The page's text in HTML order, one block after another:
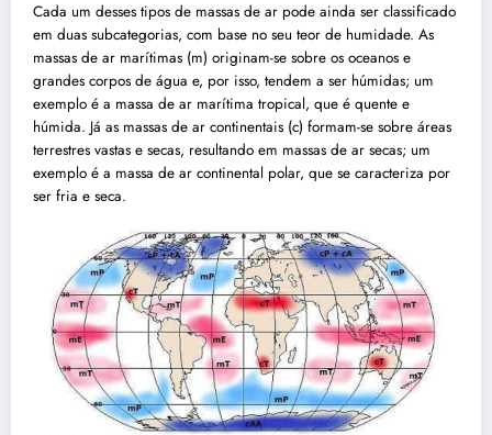
Cada um desses tipos de massas de ar pode ainda ser classificado
em duas subcategorias, com base no seu teor de humidade. As
massas de ar marítimas (m) originam-se sobre os oceanos e
grandes corpos de água e, por isso, tendem a ser húmidas; um
exemplo é a massa de ar marítima tropical, que é quente e
húmida. Já as massas de ar continentais (c) formam-se sobre áreas
terrestres vastas e secas, resultando em massas de ar secas; um
exemplo é a massa de ar continental polar, que se caracteriza por
ser fria e seca.